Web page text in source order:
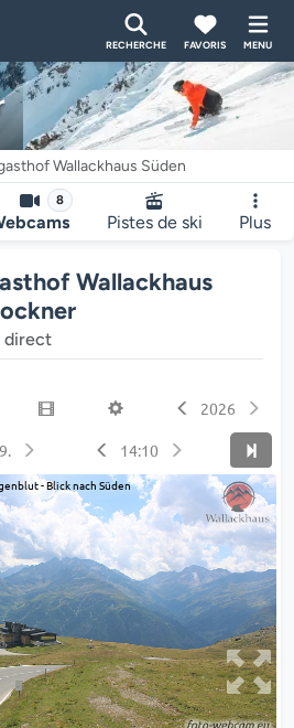
RECHERCHE FAVORIS MENU
Wallackhaus Süden
8
Pistes de ski Plus
Wallackhaus
direct